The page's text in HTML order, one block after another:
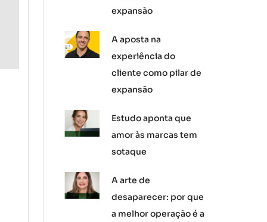
expansão
A aposta na
experiência do
cliente como pilar de
expansão
Estudo aponta que
amor às marcas tem
sotaque
A arte de
desaparecer: por que
a melhor operação é a